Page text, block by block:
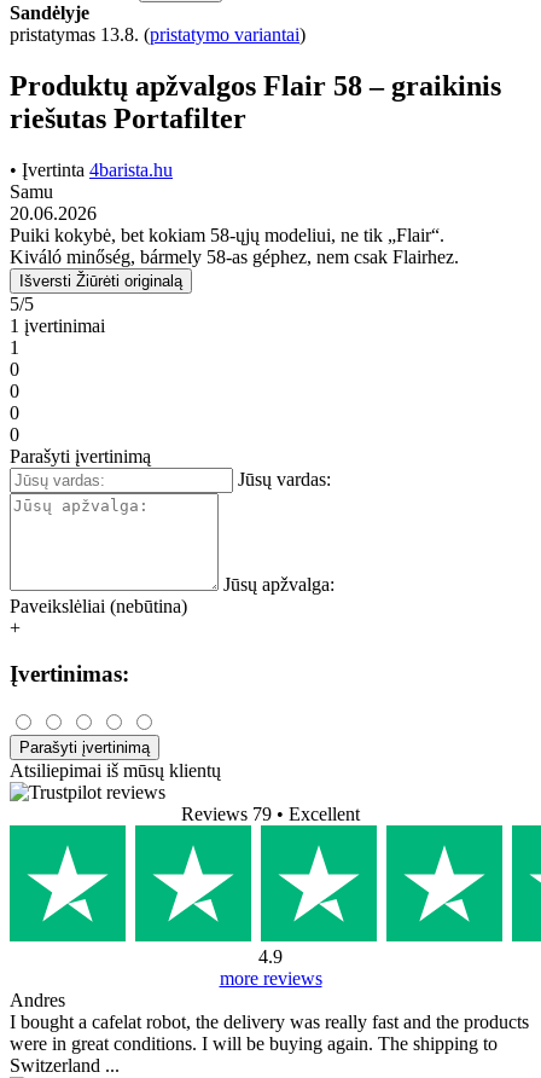
Sandėlyje
pristatymas 13.8. (pristatymo variantai)
Produktų apžvalgos Flair 58 – graikinis
riešutas Portafilter
• Įvertinta 4barista.hu
Samu
20.06.2026
Puiki kokybė, bet kokiam 58-ųjų modeliui, ne tik „Flair“.
Kiváló minőség, bármely 58-as géphez, nem csak Flairhez.
Išversti Žiūrėti originalą
5/5
1 įvertinimai
1
0
0
0
0
Parašyti įvertinimą
Jūsų vardas:
Jūsų apžvalga:
Paveikslėliai (nebūtina)
+
Įvertinimas:
Parašyti įvertinimą
Atsiliepimai iš mūsų klientų
Reviews 79 • Excellent
4.9
more reviews
Andres
I bought a cafelat robot, the delivery was really fast and the products
were in great conditions. I will be buying again. The shipping to
Switzerland ...